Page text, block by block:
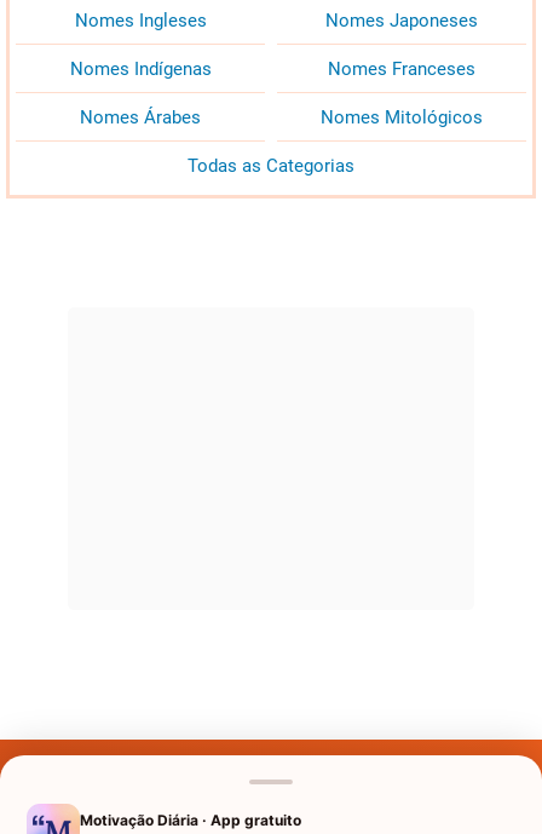
Nomes Ingleses Nomes Japoneses
Nomes Indígenas Nomes Franceses
Nomes Árabes Nomes Mitológicos
Todas as Categorias
Nomes pelo Mundo
Motivação Diária · App gratuito